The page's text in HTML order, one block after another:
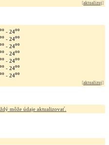
[aktualizuj]
oo- 24oo
oo- 24oo
oo- 24oo
oo- 24oo
oo- 24oo
oo- 24oo
oo- 24oo
[aktualizuj]
môže údaje aktualizovať.